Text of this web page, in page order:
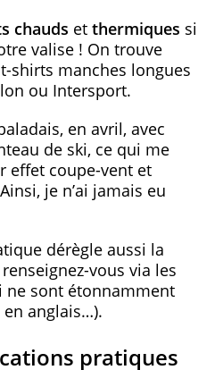
chauds etthermiques si
valise ! On trouve
shirts manches longues
ou Intersport.
en avril, avec
de ski, ce qui me
effet coupe-vent et
je n’ai jamais eu
dérègle aussi la
vous via les
ne sont étonnamment
anglais…).
pratiques